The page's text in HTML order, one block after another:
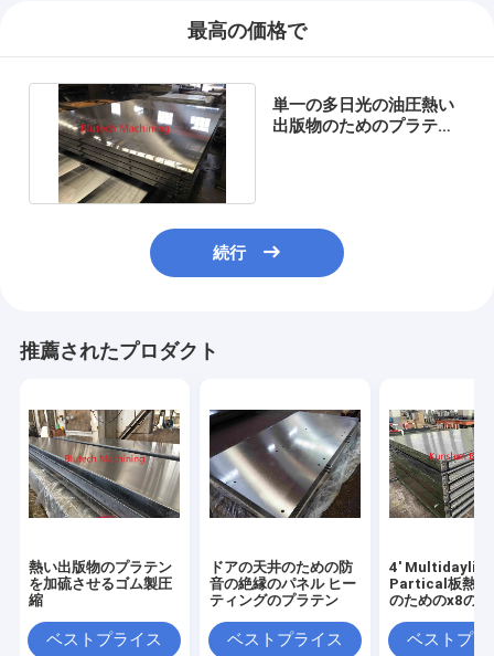
最高の価格で
単一の多日光の油圧熱い
出版物のためのプラテン
続行
推薦されたプロダクト
熱い出版物のプラテン
を加硫させるゴム製圧
縮
ベストプライス
ドアの天井のための防
音の絶縁のパネル ヒー
ティングのプラテン
ベストプライス
4'
Partical板熱い
のためのx8の
ベストプラ